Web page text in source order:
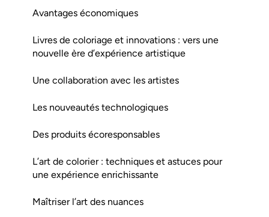
Avantages économiques
Livres de coloriage et innovations : vers une
nouvelle ère d’expérience artistique
Une collaboration avec les artistes
Les nouveautés technologiques
Des produits écoresponsables
L’art de colorier : techniques et astuces pour
une expérience enrichissante
Maîtriser l’art des nuances